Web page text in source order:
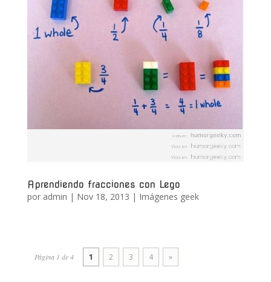
Aprendiendo fracciones con Lego
por admin | Nov 18, 2013 | Imágenes geek
Página 1 de 4 1 2 3 4 »